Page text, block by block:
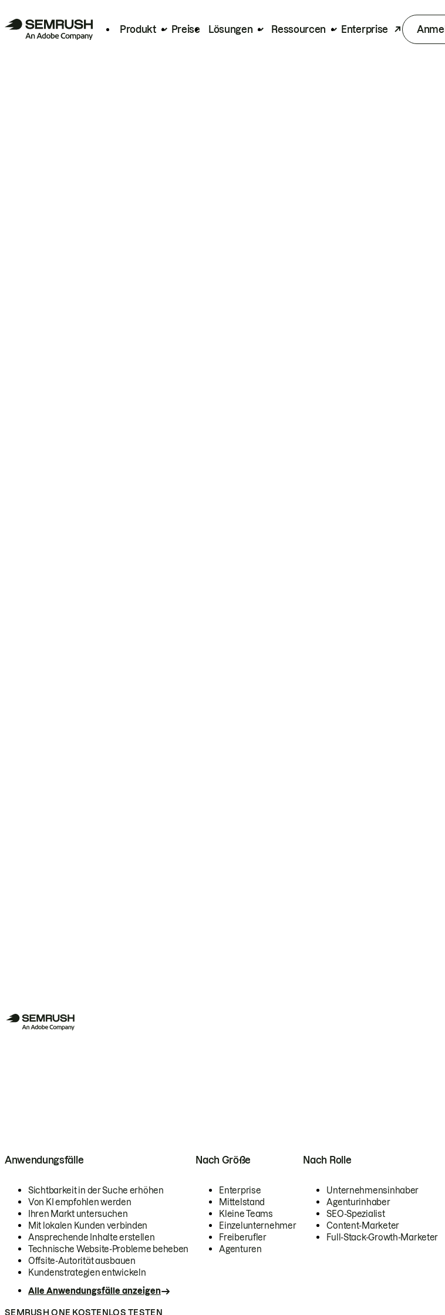
Produkt Preise Lösungen Ressourcen Enterprise
Anwendungsfälle
Sichtbarkeit in der Suche erhöhen
Von KI empfohlen werden
Ihren Markt untersuchen
Mit lokalen Kunden verbinden
Ansprechende Inhalte erstellen
Technische Website-Probleme beheben
Offsite-Autorität ausbauen
Kundenstrategien entwickeln
Alle Anwendungsfälle anzeigen
Nach Größe
Enterprise
Mittelstand
Kleine Teams
Einzelunternehmer
Freiberufler
Agenturen
Nach Rolle
Unternehmensinhaber
Agenturinhaber
SEO-Spezialist
Content-Marketer
Full-Stack-Growth-Marketer
SEMRUSH ONE KOSTENLOS TESTEN